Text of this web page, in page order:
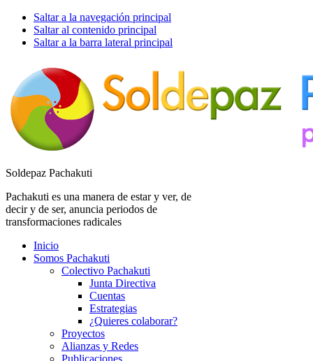
Saltar a la navegación principal
Saltar al contenido principal
Saltar a la barra lateral principal
Soldepaz Pachakuti
Pachakuti es una manera de estar y ver, de
decir y de ser, anuncia periodos de
transformaciones radicales
Inicio
Somos Pachakuti
Colectivo Pachakuti
Junta Directiva
Cuentas
Estrategias
¿Quieres colaborar?
Proyectos
Alianzas y Redes